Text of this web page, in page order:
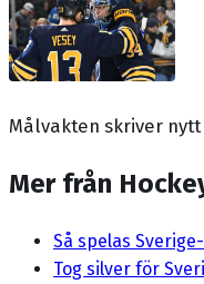
Målvakten skriver
Mer från
Så spelas
Tog silver för